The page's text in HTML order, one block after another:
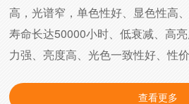
高，光谱窄，单色性好、显色性高
寿命长达50000小时、低衰减、高
力强、亮度高、光色一致性好、性
10W：5730、5630、2835、3020
查看更多